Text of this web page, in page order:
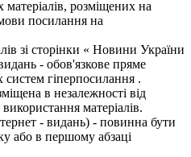
розміщених на
посилання на
зі сторінки « Новини України
- обов'язкове пряме
гіперпосилання .
в незалежності від
матеріалів.
- видань) - повинна бути
або в першому абзаці